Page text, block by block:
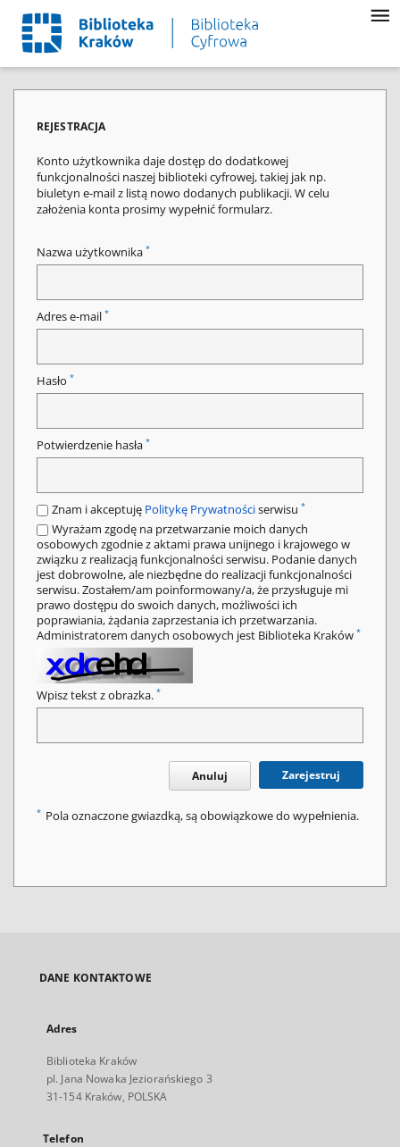
REJESTRACJA
Konto użytkownika daje dostęp do dodatkowej
funkcjonalności naszej biblioteki cyfrowej, takiej jak np.
biuletyn e-mail z listą nowo dodanych publikacji. W celu
założenia konta prosimy wypełnić formularz.
Nazwa użytkownika *
Adres e-mail *
Hasło *
Potwierdzenie hasła *
Znam i akceptuję Politykę Prywatnościserwisu *
Wyrażam zgodę na przetwarzanie moich danych
osobowych zgodnie z aktami prawa unijnego i krajowego w
związku z realizacją funkcjonalności serwisu. Podanie danych
jest dobrowolne, ale niezbędne do realizacji funkcjonalności
serwisu. Zostałem/am poinformowany/a, że przysługuje mi
prawo dostępu do swoich danych, możliwości ich
poprawiania, żądania zaprzestania ich przetwarzania.
Administratorem danych osobowych jest Biblioteka Kraków *
Wpisz tekst z obrazka. *
Anuluj Zarejestruj
* Pola oznaczone gwiazdką, są obowiązkowe do wypełnienia.
DANE KONTAKTOWE
Adres
Biblioteka Kraków
pl. Jana Nowaka Jeziorańskiego 3
31-154 Kraków, POLSKA
Telefon